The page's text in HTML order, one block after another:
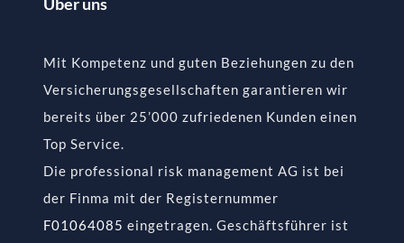
Mit Kompetenz und guten Beziehungen zu den
Versicherungsgesellschaften garantieren wir
bereits über 25’000 zufriedenen Kunden einen
Top Service.
Die professional risk management AG ist bei
der Finma mit der Registernummer
F01064085 eingetragen. Geschäftsführer ist